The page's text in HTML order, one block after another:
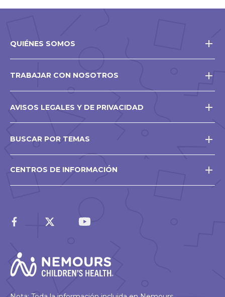
QUIÉNES SOMOS
TRABAJAR CON NOSOTROS
AVISOS LEGALES Y DE PRIVACIDAD
BUSCAR POR TEMAS
CENTROS DE INFORMACIÓN